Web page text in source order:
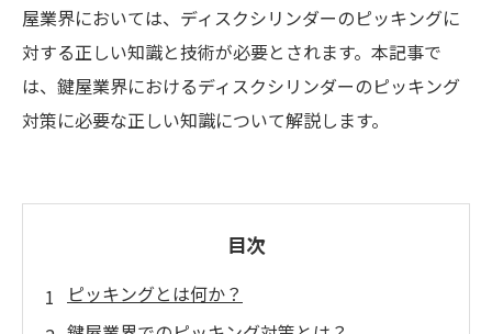
屋業界においては、ディスクシリンダーのピッキングに
対する正しい知識と技術が必要とされます。本記事で
は、鍵屋業界におけるディスクシリンダーのピッキング
対策に必要な正しい知識について解説します。
目次
ピッキングとは何か？